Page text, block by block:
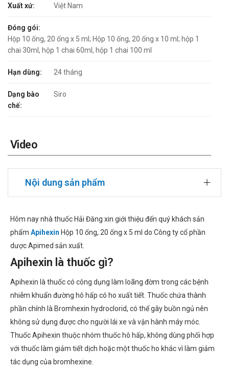
Xuất xứ: Việt Nam
Đóng gói:
Hộp 10 ống, 20 ống x 5 ml; Hộp 10 ống, 20 ống x 10 ml; hộp 1
chai 30ml, hộp 1 chai 60ml, hộp 1 chai 100 ml
Hạn dùng: 24 tháng
Dạng bào
chế:
Siro
Video
Nội dung sản phẩm
Hôm nay nhà thuốc Hải Đăng xin giới thiệu đến quý khách sản
phẩm Apihexin Hộp 10 ống, 20 ống x 5 ml do Công ty cổ phần
dược Apimed sản xuất.
Apihexin là thuốc gì?
Apihexin là thuốc có công dụng làm loãng đờm trong các bệnh
nhiễm khuẩn đường hô hấp có ho xuất tiết. Thuốc chứa thành
phần chính là Bromhexin hydroclorid, có thể gây buồn ngủ nên
không sử dụng được cho người lái xe và vận hành máy móc.
Thuốc Apihexin thuộc nhóm thuốc hô hấp, không dùng phối hợp
với thuốc làm giảm tiết dịch hoặc một thuốc ho khác vì làm giảm
tác dụng của bromhexine.